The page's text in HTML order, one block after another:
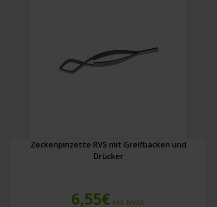
Zeckenpinzette RVS mit Greifbacken und
Drücker
6,55€ Inkl. MwSt.